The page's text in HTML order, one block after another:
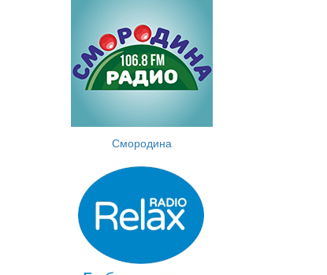
Смородина